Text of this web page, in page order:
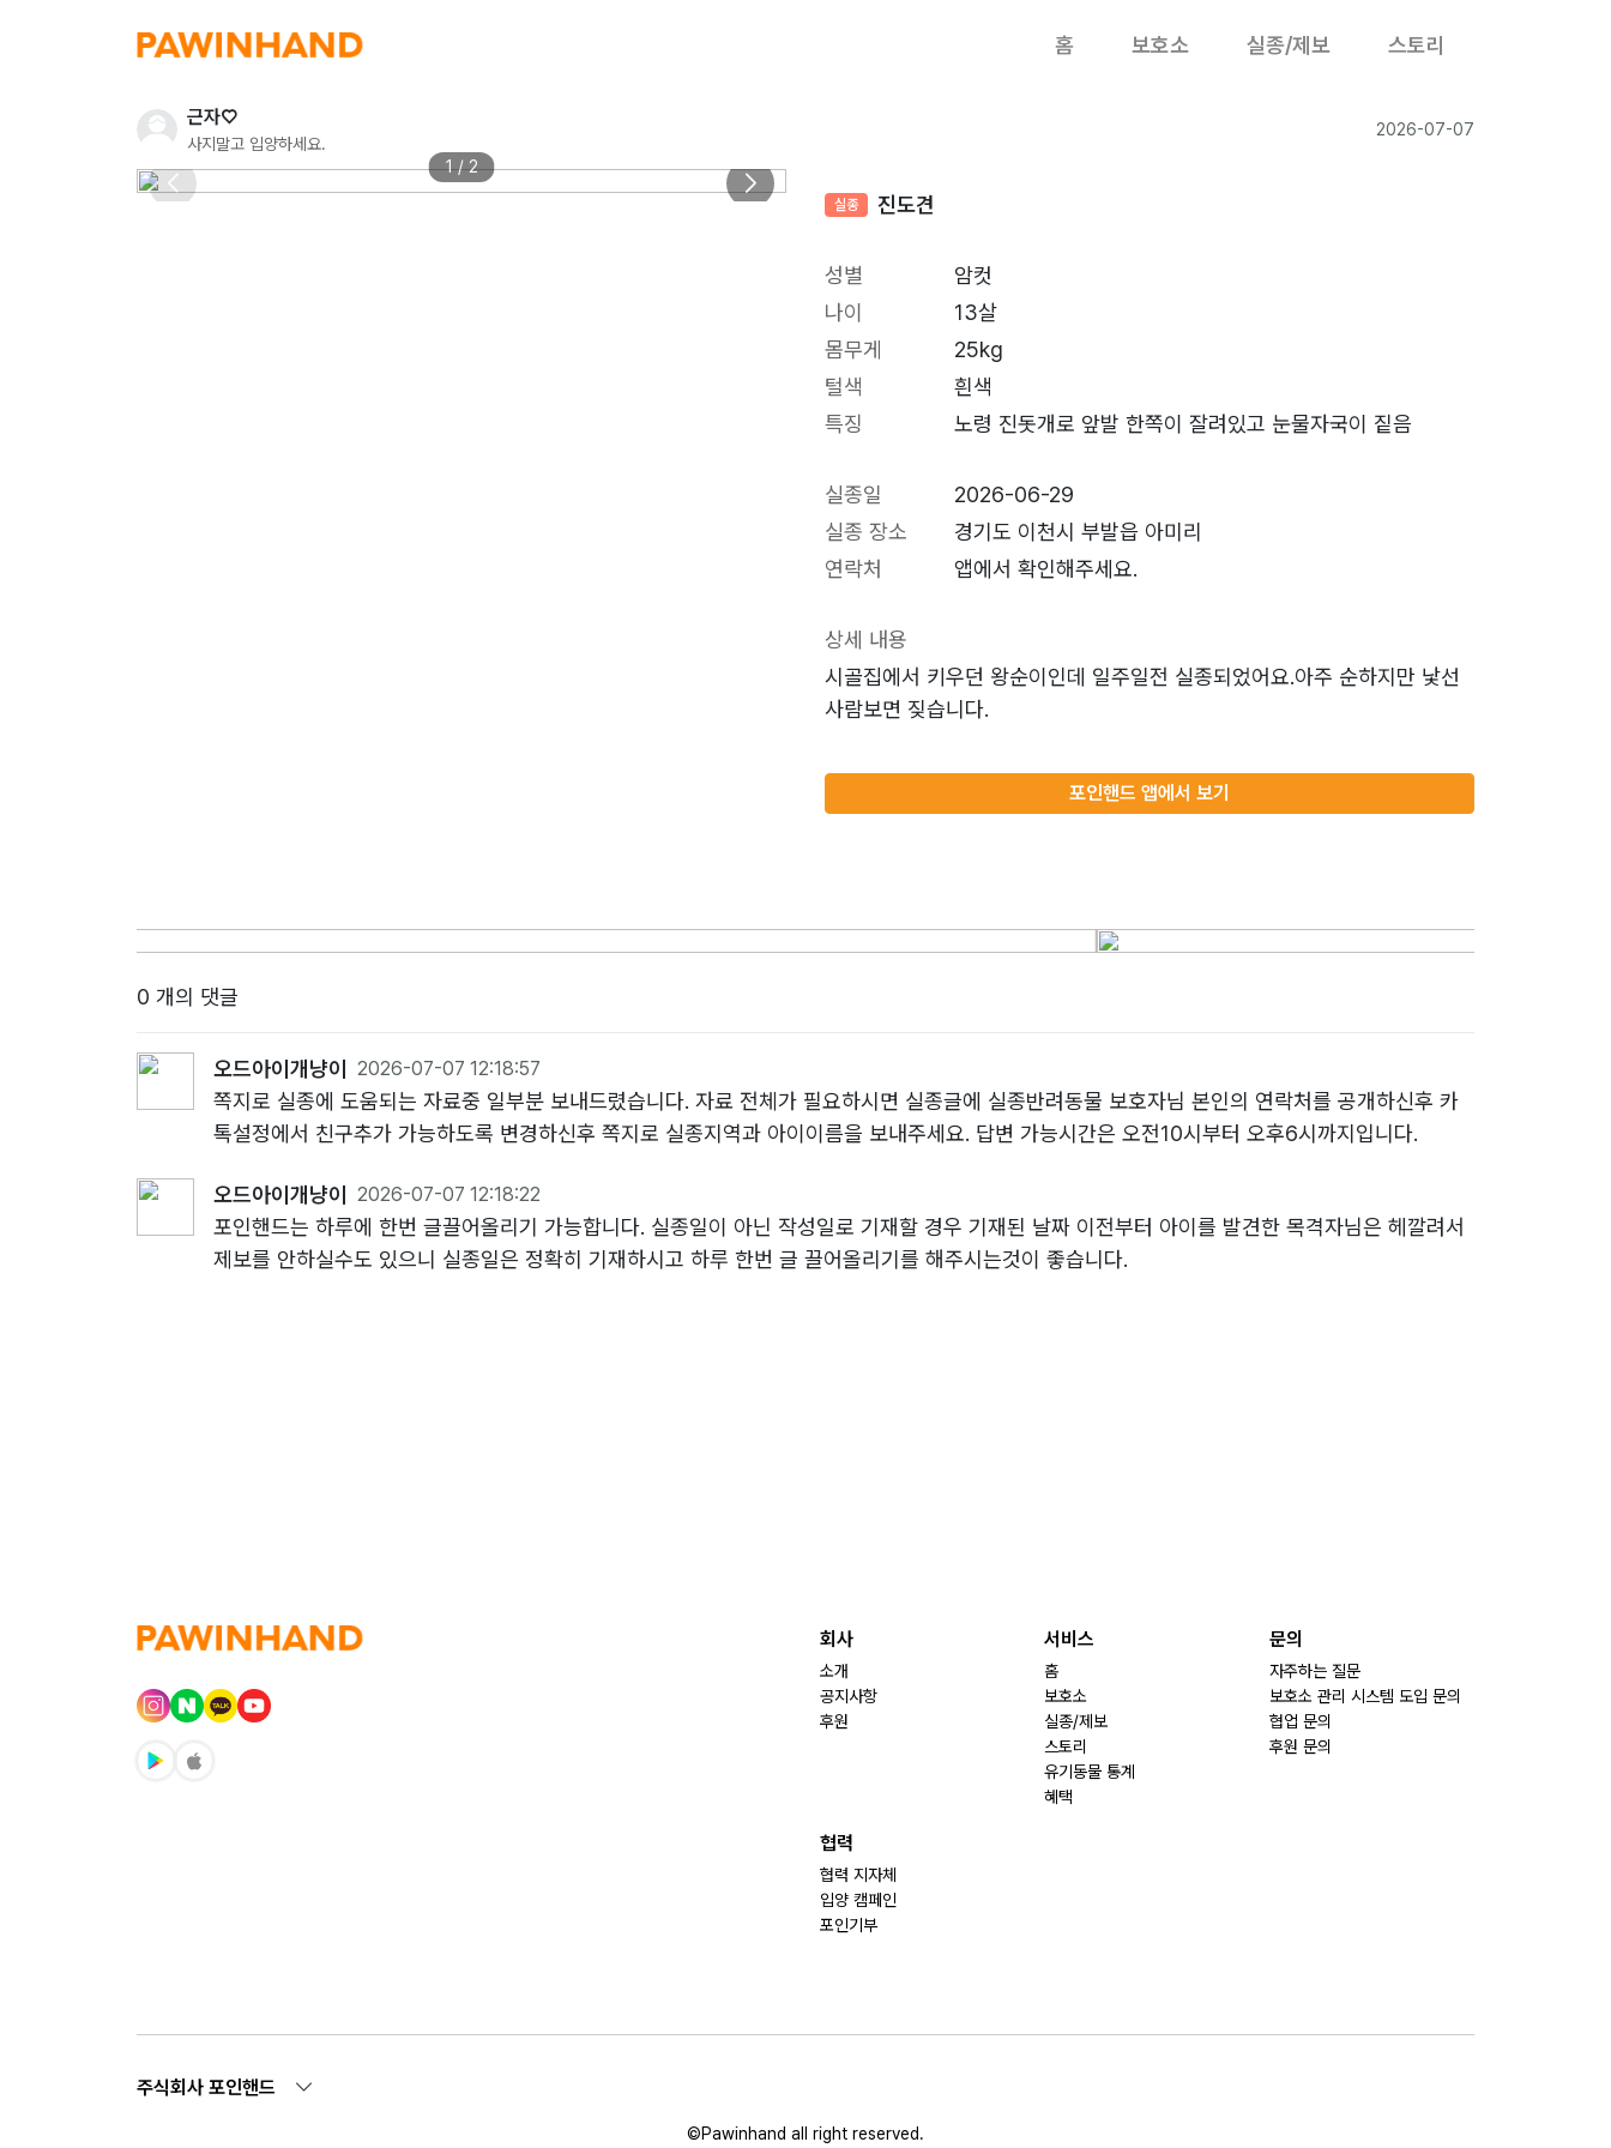
홈 보호소 실종/제보 스토리
근자♡
사지말고 입양하세요.
2026-07-07
1 / 2
실종 진도견
성별
암컷
나이
13살
몸무게
25kg
털색
흰색
특징
노령 진돗개로 앞발 한쪽이 잘려있고 눈물자국이 짙음
실종일
2026-06-29
실종 장소
경기도 이천시 부발읍 아미리
연락처
앱에서 확인해주세요.
상세 내용
시골집에서 키우던 왕순이인데 일주일전 실종되었어요.아주 순하지만 낯선
사람보면 짖습니다.
포인핸드 앱에서 보기
0 개의 댓글
오드아이개냥이 2026-07-07 12:18:57
쪽지로 실종에 도움되는 자료중 일부분 보내드렸습니다. 자료 전체가 필요하시면 실종글에 실종반려동물 보호자님 본인의 연락처를 공개하신후 카
톡설정에서 친구추가 가능하도록 변경하신후 쪽지로 실종지역과 아이이름을 보내주세요. 답변 가능시간은 오전10시부터 오후6시까지입니다.
오드아이개냥이 2026-07-07 12:18:22
포인핸드는 하루에 한번 글끌어올리기 가능합니다. 실종일이 아닌 작성일로 기재할 경우 기재된 날짜 이전부터 아이를 발견한 목격자님은 헤깔려서
제보를 안하실수도 있으니 실종일은 정확히 기재하시고 하루 한번 글 끌어올리기를 해주시는것이 좋습니다.
회사
소개
공지사항
후원
서비스
홈
보호소
실종/제보
스토리
유기동물 통계
혜택
문의
자주하는 질문
보호소 관리 시스템 도입 문의
협업 문의
후원 문의
협력
협력 지자체
입양 캠페인
포인기부
주식회사 포인핸드
©Pawinhand all right reserved.